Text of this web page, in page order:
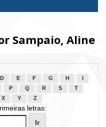
Sampaio, Aline
D E F G H
P Q R S
T
X Y Z
letras: